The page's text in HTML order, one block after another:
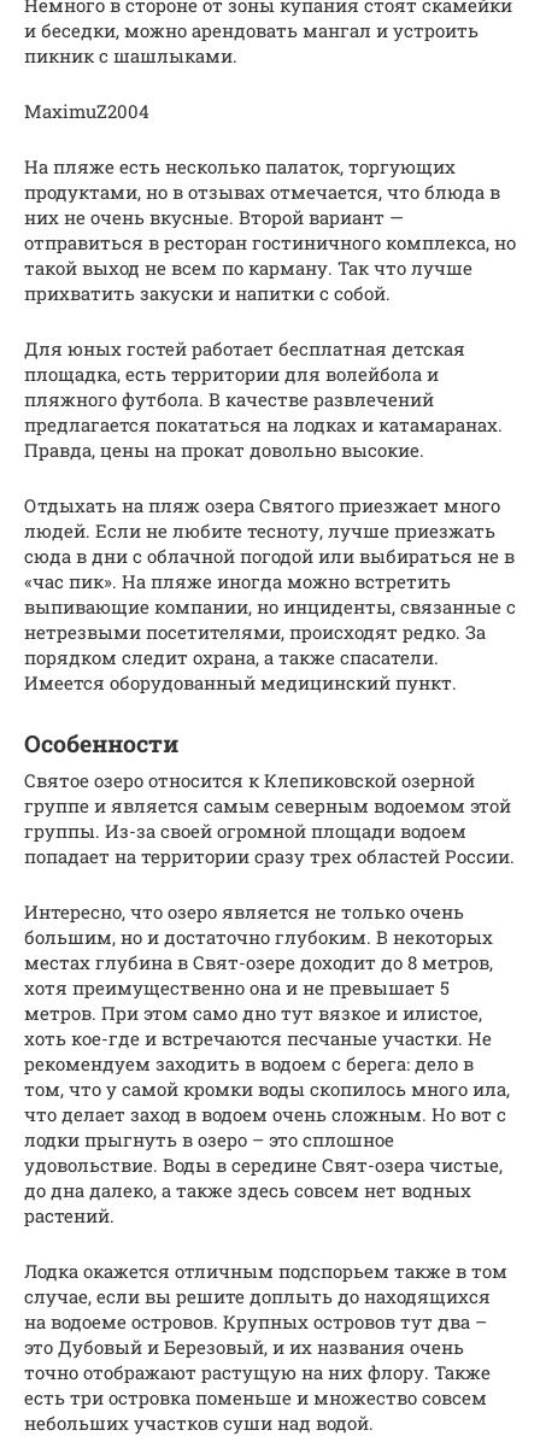
и беседки, можно арендовать мангал и устроить
пикник с шашлыками.
MaximuZ2004
На пляже есть несколько палаток, торгующих
продуктами, но в отзывах отмечается, что блюда в
них не очень вкусные. Второй вариант —
отправиться в ресторан гостиничного комплекса, но
такой выход не всем по карману. Так что лучше
прихватить закуски и напитки с собой.
Для юных гостей работает бесплатная детская
площадка, есть территории для волейбола и
пляжного футбола. В качестве развлечений
предлагается покататься на лодках и катамаранах.
Правда, цены на прокат довольно высокие.
Отдыхать на пляж озера Святого приезжает много
людей. Если не любите тесноту, лучше приезжать
сюда в дни с облачной погодой или выбираться не в
«час пик». На пляже иногда можно встретить
выпивающие компании, но инциденты, связанные с
нетрезвыми посетителями, происходят редко. За
порядком следит охрана, а также спасатели.
Имеется оборудованный медицинский пункт.
Особенности
Святое озеро относится к Клепиковской озерной
группе и является самым северным водоемом этой
группы. Из-за своей огромной площади водоем
попадает на территории сразу трех областей России.
Интересно, что озеро является не только очень
большим, но и достаточно глубоким. В некоторых
местах глубина в Свят-озере доходит до 8 метров,
хотя преимущественно она и не превышает 5
метров. При этом само дно тут вязкое и илистое,
хоть кое-где и встречаются песчаные участки. Не
рекомендуем заходить в водоем с берега: дело в
том, что у самой кромки воды скопилось много ила,
что делает заход в водоем очень сложным. Но вот с
лодки прыгнуть в озеро – это сплошное
удовольствие. Воды в середине Свят-озера чистые,
до дна далеко, а также здесь совсем нет водных
растений.
Лодка окажется отличным подспорьем также в том
случае, если вы решите доплыть до находящихся
на водоеме островов. Крупных островов тут два –
это Дубовый и Березовый, и их названия очень
точно отображают растущую на них флору. Также
есть три островка поменьше и множество совсем
небольших участков суши над водой.